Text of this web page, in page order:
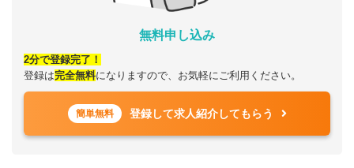
無料申し込み
2分で登録完了！
登録は完全無料になりますので、お気軽にご利用ください。
簡単無料 登録して求人紹介してもらう